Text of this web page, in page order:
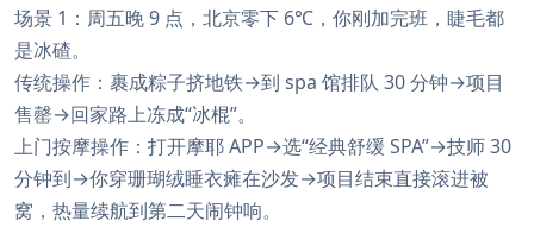
场景 1：周五晚 9 点，北京零下 6℃，你刚加完班，睫毛都
是冰碴。
传统操作：裹成粽子挤地铁→到 spa 馆排队 30 分钟→项目
售罄→回家路上冻成“冰棍”。
上门按摩操作：打开摩耶 APP→选“经典舒缓 SPA”→技师 30
分钟到→你穿珊瑚绒睡衣瘫在沙发→项目结束直接滚进被
窝，热量续航到第二天闹钟响。